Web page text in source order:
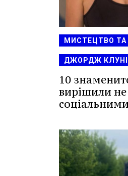
МИСТЕЦТВО ТА
ДЖОРДЖ КЛУНІ
10
вирішили не